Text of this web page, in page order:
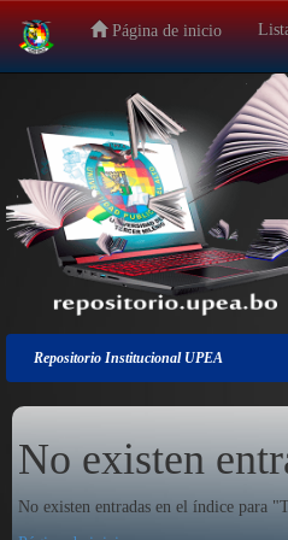
Salir
navegación
Página de inicio
Repositorio Institucional UPEA
No existen
No existen entradas en el índice para